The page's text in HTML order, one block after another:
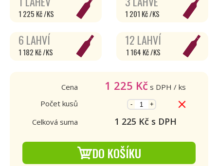
1 225 Kč /KS 1 201 Kč /KS
6 LAHVÍ
1 182 Kč /KS
12 LAHVÍ
1 164 Kč /KS
Cena 1 225 Kč s DPH / ks
Počet kusů
- +
Celková suma 1 225 Kč s DPH
DO KOŠÍKU